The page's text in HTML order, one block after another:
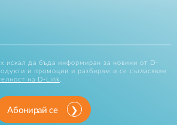
искал да бъда информиран за новини от D-
и промоции и разбирам и се съгласявам
на D-Link
Абонирай се